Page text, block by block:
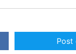
Post